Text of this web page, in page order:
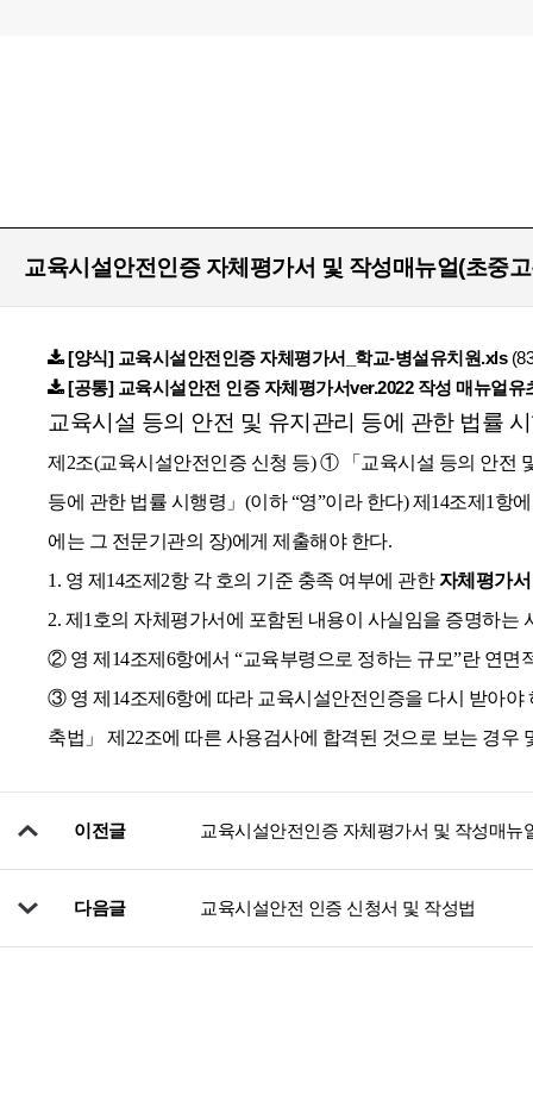
교육시설안전인증 자체평가서 및 작성매뉴얼(초중
[양식] 교육시설안전인증 자체평가서_학교-병설유치원.xls
[공통] 교육시설안전 인증 자체평가서ver.2022 작성 매뉴얼유
교육시설 등의 안전 및 유지관리 등에 관한 법률
제2조(교육시설안전인증 신청 등) ① 「교육시설 등의 안전
등에 관한 법률 시행령」(이하 “영”이라 한다) 제14조제1항
에는 그 전문기관의 장)에게 제출해야 한다.
1. 영 제14조제2항 각 호의 기준 충족 여부에 관한자체평가서
2. 제1호의 자체평가서에 포함된 내용이 사실임을 증명하는
② 영 제14조제6항에서 “교육부령으로 정하는 규모”란 연면
③ 영 제14조제6항에 따라 교육시설안전인증을 다시 받아야
축법」 제22조에 따른 사용검사에 합격된 것으로 보는 경우
이전글 교육시설안전인증 자체평가서 및 작성매뉴
다음글 교육시설안전 인증 신청서 및 작성법